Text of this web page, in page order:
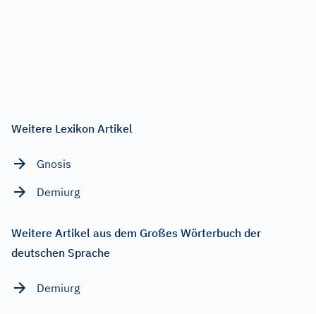
Weitere Lexikon Artikel
Gnosis
Demiurg
Weitere Artikel aus dem Großes Wörterbuch der
deutschen Sprache
Demiurg